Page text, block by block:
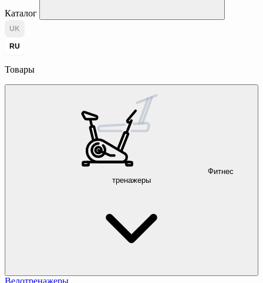
Каталог
UK
RU
Товары
Фитнес
тренажеры
Велотренажеры